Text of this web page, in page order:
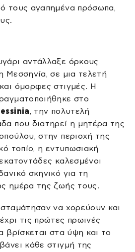
τους αγαπημένα πρόσωπα,
αντάλλαξε όρκους
Μεσσηνία, σε μια τελετή
όμορφες στιγμές. Η
στο
, την πολυτελή
που διατηρεί η μητέρα της
στην περιοχή της
τοπίο, η εντυπωσιακή
καλεσμένοι
σκηνικό για τη
ημέρα της ζωής τους.
να χορεύουν και
τις πρώτες πρωινές
βρίσκεται στα ύψη και το
κάθε στιγμή της